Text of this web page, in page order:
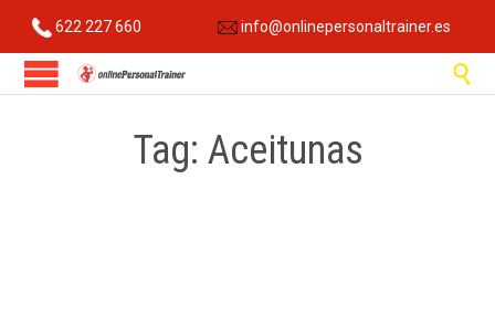
622 227 660 info@onlinepersonaltrainer.es

Tag: Aceitunas